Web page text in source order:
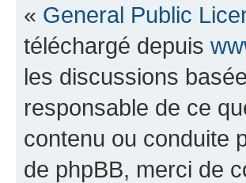
« General Public
téléchargé depuis
les discussions
responsable de ce
contenu ou conduite
de phpBB, merci de